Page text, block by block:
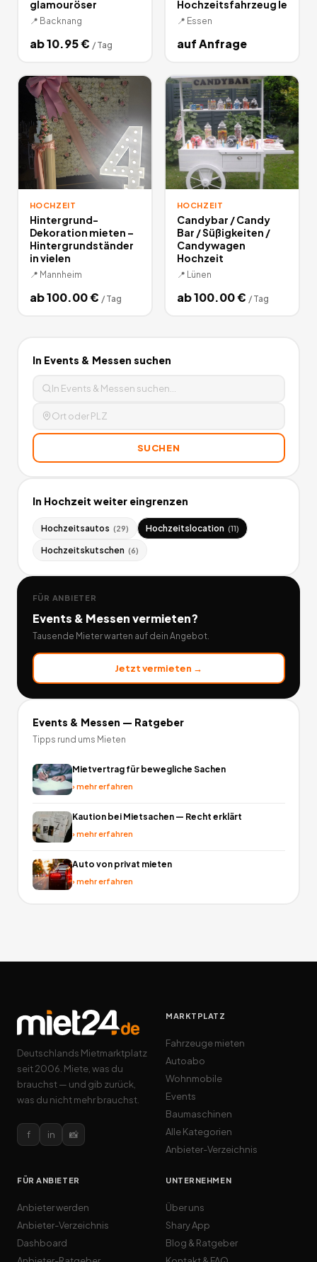
glamouröser
📍 Backnang
ab10.95€ / Tag
Hochzeitsfahrzeug le
📍 Essen
auf Anfrage
HOCHZEIT
Hintergrund-
Dekoration mieten –
Hintergrundständer
in vielen
📍 Mannheim
ab100.00€ / Tag
HOCHZEIT
Candybar / Candy
Bar / Süßigkeiten /
Candywagen
Hochzeit
📍 Lünen
ab100.00€ / Tag
In Events & Messen suchen
SUCHEN
In Hochzeit weiter eingrenzen
Hochzeitsautos (29) Hochzeitslocation (11)
Hochzeitskutschen (6)
FÜR ANBIETER
Events & Messenvermieten?
Tausende Mieter warten auf dein Angebot.
Jetzt vermieten →
Events & Messen — Ratgeber
Tipps rund ums Mieten
Mietvertrag für bewegliche Sachen
›mehr erfahren
Kaution bei Mietsachen — Recht erklärt
›mehr erfahren
Auto von privat mieten
›mehr erfahren
Deutschlands Mietmarktplatz
seit 2006. Miete, was du
brauchst — und gib zurück,
was du nicht mehr brauchst.
f in 📸
MARKTPLATZ
Fahrzeuge mieten
Autoabo
Wohnmobile
Events
Baumaschinen
Alle Kategorien
Anbieter-Verzeichnis
FÜR ANBIETER
Anbieter werden
Anbieter-Verzeichnis
Dashboard
UNTERNEHMEN
Über uns
Shary App
Blog & Ratgeber